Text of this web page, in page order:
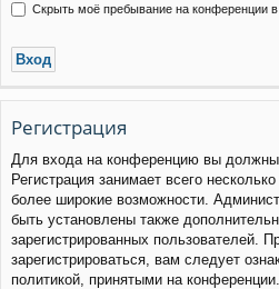
Скрыть моё пребывание на конференции в
Регистрация
Для входа на конференцию вы должны
Регистрация занимает всего
более широкие возможности.
быть установлены также
зарегистрированных пользователей.
зарегистрироваться, вам следует
политикой, принятыми на